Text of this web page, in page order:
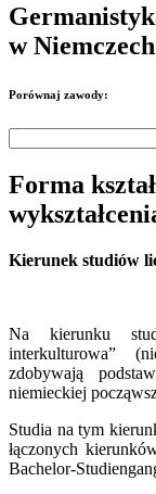
w Niemczech
Porównaj zawody:
Forma
Kierunek studiów
Na kierunku
interkulturowa”
zdobywają
niemieckiej
Studia na tym
łączonych
Bachelor-